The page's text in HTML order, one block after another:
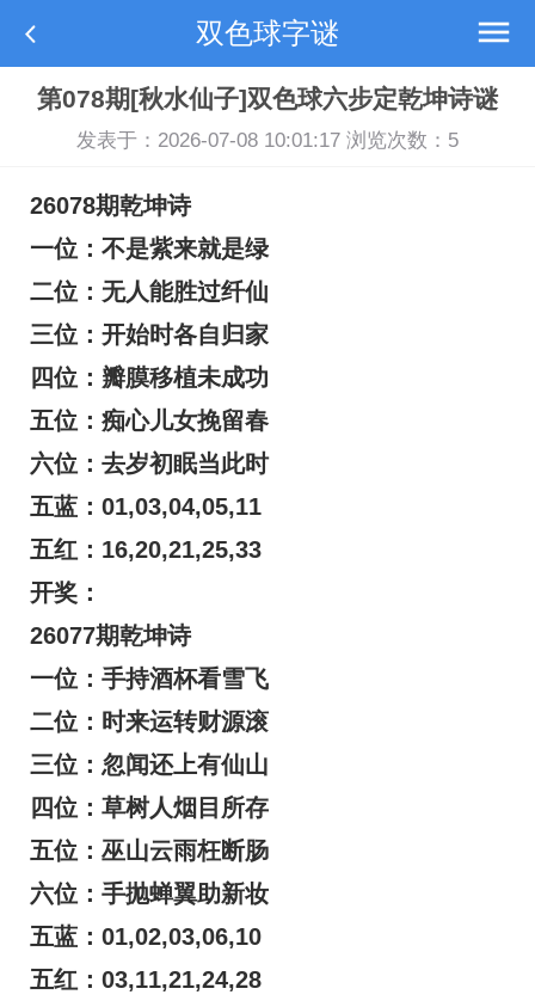
双色球字谜
第078期[秋水仙子]双色球六步定乾坤诗谜
发表于：2026-07-08 10:01:17 浏览次数： 5
26078期乾坤诗
一位：不是紫来就是绿
二位：无人能胜过纤仙
三位：开始时各自归家
四位：瓣膜移植未成功
五位：痴心儿女挽留春
六位：去岁初眠当此时
五蓝：01,03,04,05,11
五红：16,20,21,25,33
开奖：
26077期乾坤诗
一位：手持酒杯看雪飞
二位：时来运转财源滚
三位：忽闻还上有仙山
四位：草树人烟目所存
五位：巫山云雨枉断肠
六位：手抛蝉翼助新妆
五蓝：01,02,03,06,10
五红：03,11,21,24,28